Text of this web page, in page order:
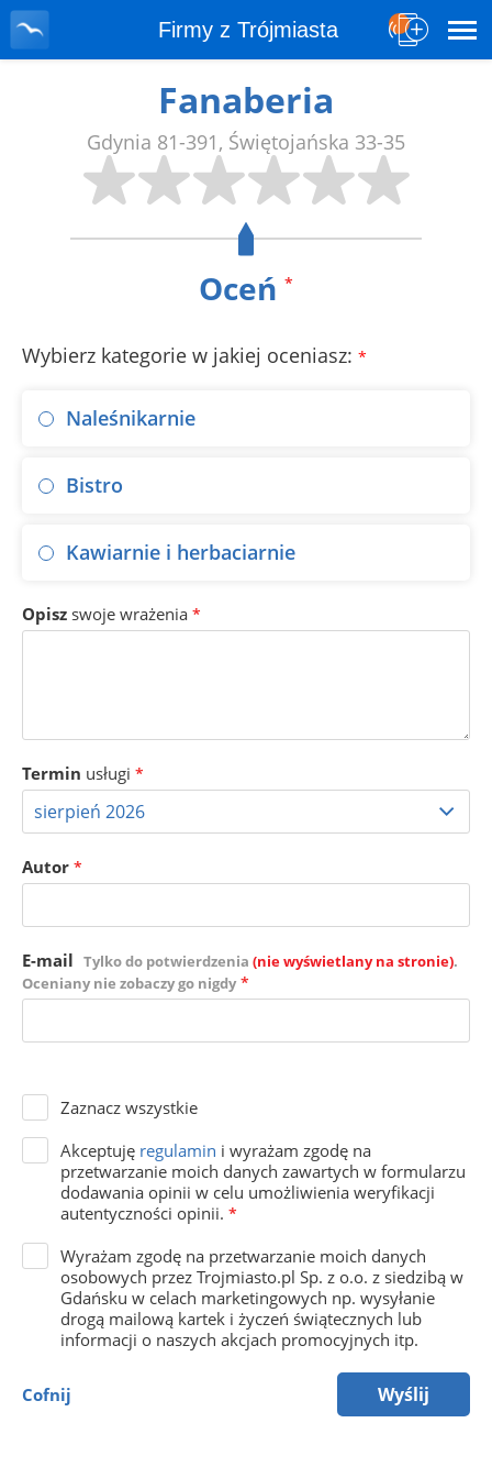
Firmy z Trójmiasta
Fanaberia
Gdynia 81-391, Świętojańska 33-35
Oceń *
Wybierz kategorie w jakiej oceniasz: *
Naleśnikarnie
Bistro
Kawiarnie i herbaciarnie
Opisz swoje wrażenia *
Termin usługi *
Autor *
E-mail Tylko do potwierdzenia (nie wyświetlany na stronie).
Oceniany nie zobaczy go nigdy *
Zaznacz wszystkie
Akceptuję regulamin i wyrażam zgodę na
przetwarzanie moich danych zawartych w formularzu
dodawania opinii w celu umożliwienia weryfikacji
autentyczności opinii. *
Wyrażam zgodę na przetwarzanie moich danych
osobowych przez Trojmiasto.pl Sp. z o.o. z siedzibą w
Gdańsku w celach marketingowych np. wysyłanie
drogą mailową kartek i życzeń świątecznych lub
informacji o naszych akcjach promocyjnych itp.
Cofnij Wyślij